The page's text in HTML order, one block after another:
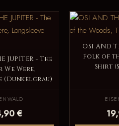
JUPITER - The
Were,
(Dunkelgrau)
€
OSI AND
Folk of
Shirt